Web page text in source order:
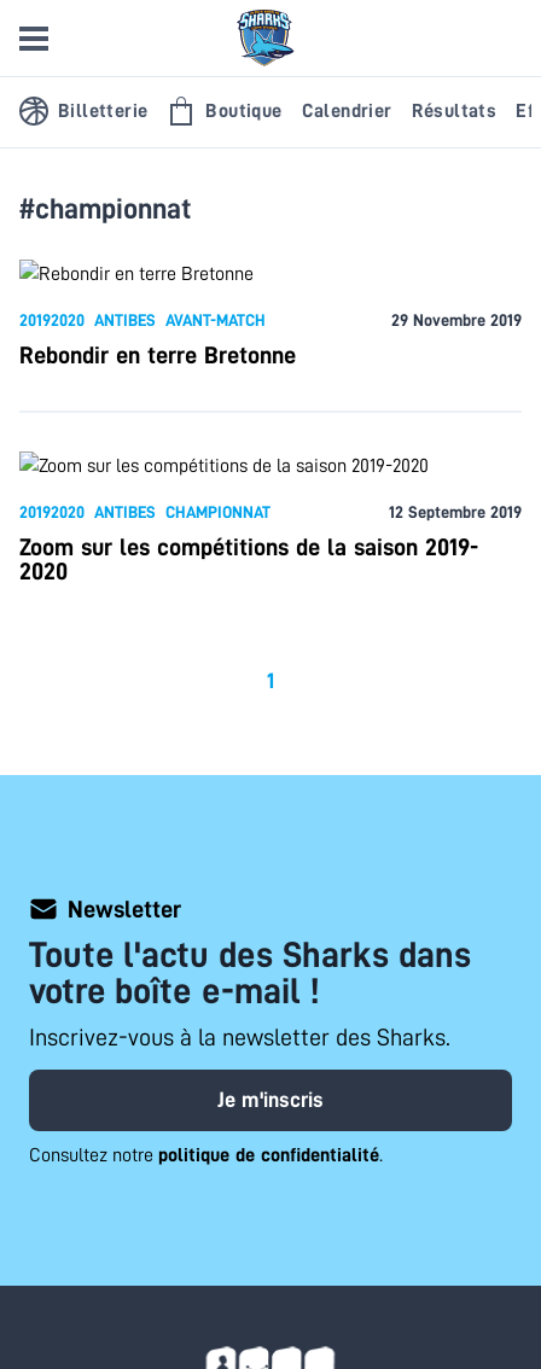
Billetterie Boutique Calendrier Résultats
#championnat
20192020 ANTIBES AVANT-MATCH 29 Novembre 2019
Rebondir en terre Bretonne
20192020 ANTIBES CHAMPIONNAT 12 Septembre 2019
Zoom sur les compétitions de la saison 2019-
2020
1
Newsletter
Toute l'actu des Sharks dans
votre boîte e-mail !
Inscrivez-vous à la newsletter des Sharks.
Je m'inscris
Consultez notre politique de confidentialité.